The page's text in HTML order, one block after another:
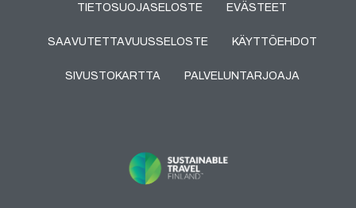
TIETOSUOJASELOSTE EVÄSTEET
SAAVUTETTAVUUSSELOSTE KÄYTTÖEHDOT
SIVUSTOKARTTA PALVELUNTARJOAJA